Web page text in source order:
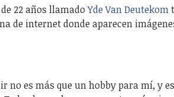
22 años llamadoYde Van Deutekom
de internet donde aparecen
no es más que un hobby para mí, y